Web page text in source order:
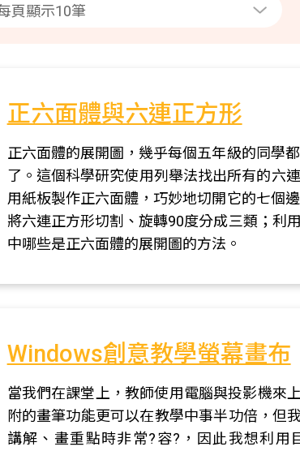
正六面體與六連正方形
正六面體的展開圖，幾乎每個五年級的同學
了。這個科學研究使用列舉法找出所有的六
用紙板製作正六面體，巧妙地切開它的七個
將六連正方形切割、旋轉90度分成三類；利
中哪些是正六面體的展開圖的方法。
Windows創意教學螢幕畫布
當我們在課堂上，教師使用電腦與投影機來
附的畫筆功能更可以在教學中事半功倍，但
講解、畫重點時非常?容?，因此我想利用